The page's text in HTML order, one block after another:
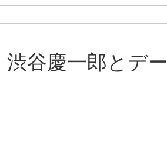
谷慶一郎とデー